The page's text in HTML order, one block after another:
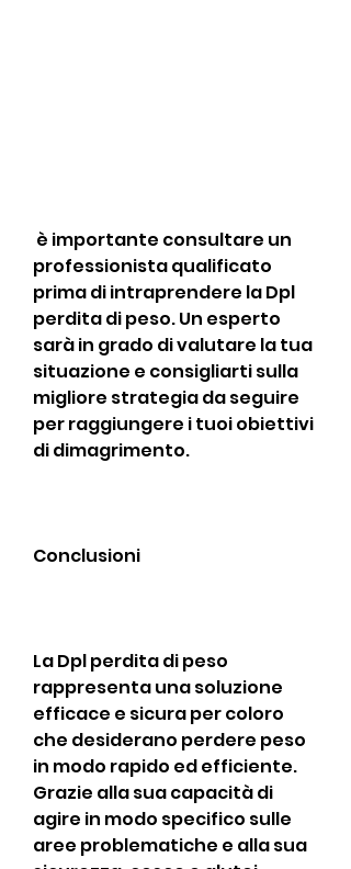
professionista qualificato
prima di intraprendere la Dpl
perdita di peso. Un esperto
sarà in grado di valutare la tua
situazione e consigliarti sulla
migliore strategia da seguire
per raggiungere i tuoi obiettivi
di dimagrimento.
Conclusioni
La Dpl perdita di peso
rappresenta una soluzione
efficace e sicura per coloro
che desiderano perdere peso
in modo rapido ed efficiente.
Grazie alla sua capacità di
agire in modo specifico sulle
aree problematiche e alla sua